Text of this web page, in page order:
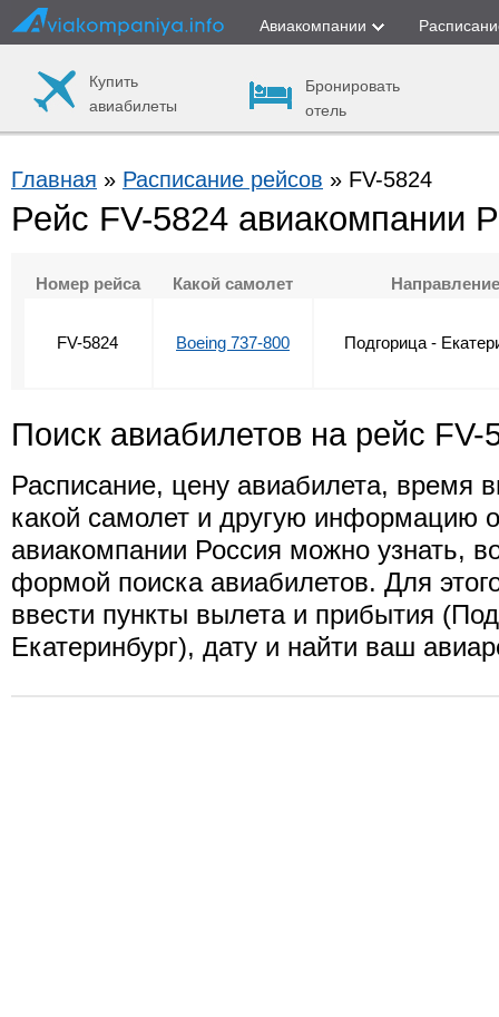
Авиакомпании
Купить
авиабилеты
Бронировать
отель
Главная » Расписание рейсов » FV-5824
Рейс FV-5824 авиакомпании
Номер рейса Какой самолет Направление
FV-5824 Boeing 737-800 Подгорица -
Поиск авиабилетов на рейс FV-
Расписание, цену авиабилета, время
какой самолет и другую информацию
авиакомпании Россия можно узнать,
формой поиска авиабилетов. Для
ввести пункты вылета и прибытия
Екатеринбург), дату и найти ваш